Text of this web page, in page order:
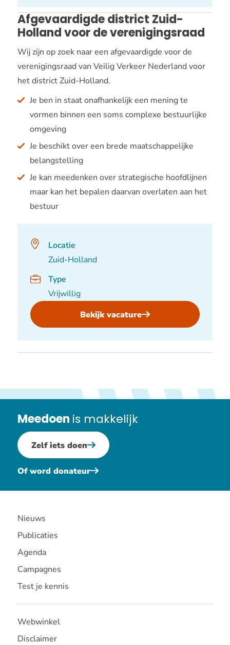
educatie
voor
de
verenigingsraad
Afgevaardigde district Zuid-
Holland voor de verenigingsraad
Wij zijn op zoek naar een afgevaardigde voor de
verenigingsraad van Veilig Verkeer Nederland voor
het district Zuid-Holland.
Je ben in staat onafhankelijk een mening te
vormen binnen een soms complexe bestuurlijke
omgeving
Je beschikt over een brede maatschappelijke
belangstelling
Je kan meedenken over strategische hoofdlijnen
maar kan het bepalen daarvan overlaten aan het
bestuur
Locatie
Zuid-Holland
Type
Vrijwillig
Bekijk vacature,
Afgevaardigde
district
Zuid-
de
verenigingsraad
Meedoen is makkelijk
Zelf iets doen
Of word donateur
Nieuws
Publicaties
Agenda
Campagnes
Test je kennis
Webwinkel
Disclaimer